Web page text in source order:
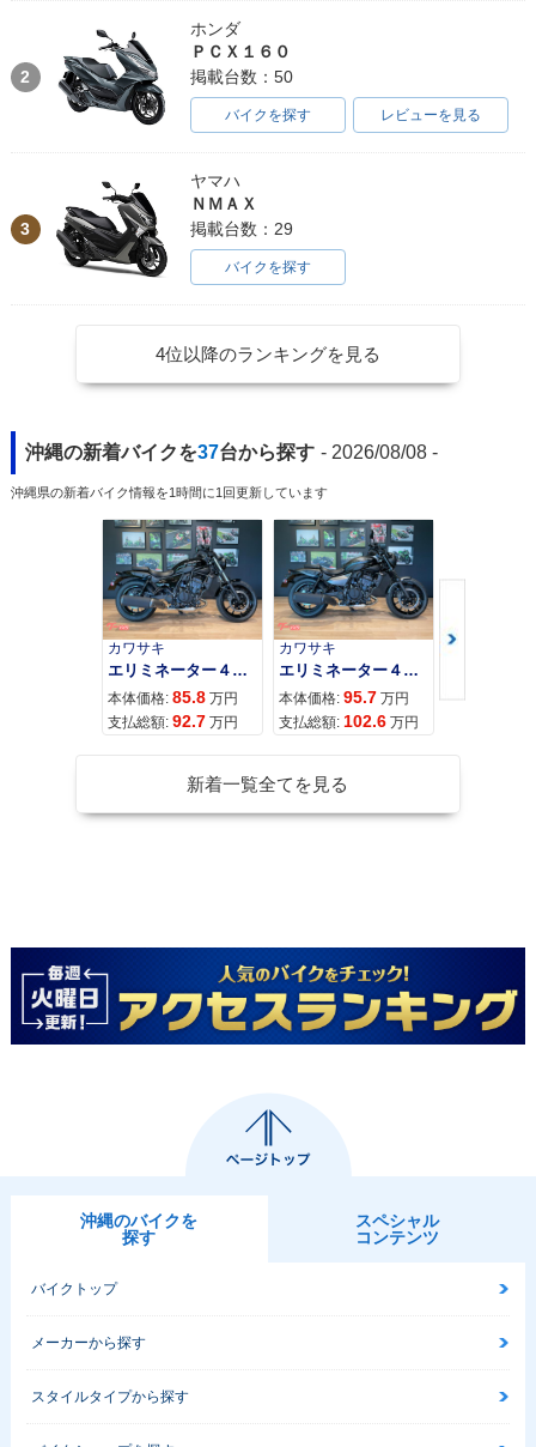
2
ホンダ
ＰＣＸ１６０
掲載台数：50
バイクを探す レビューを見る
3
ヤマハ
ＮＭＡＸ
掲載台数：29
バイクを探す
4位以降のランキングを見る
沖縄の新着バイクを37台から探す - 2026/08/08 -
沖縄県の新着バイク情報を1時間に1回更新しています
カワサキ
エリミネーター４００
本体価格: 85.8 万円
支払総額: 92.7 万円
カワサキ
エリミネーター４００ＳＥ
本体価格: 95.7 万円
支払総額: 102.6 万円
カワサキ
本体価格:
新着一覧全てを見る
沖縄のバイクを
探す
スペシャル
コンテンツ
バイクトップ
メーカーから探す
スタイルタイプから探す